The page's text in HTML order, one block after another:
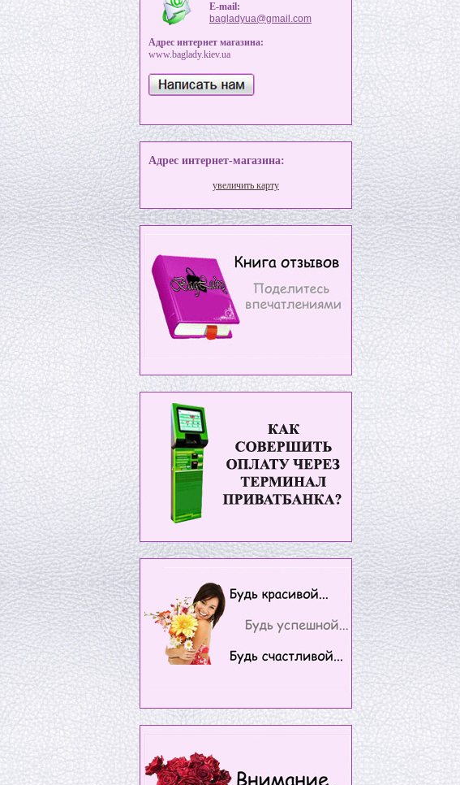
E-mail:
bagladyua@gmail.com
Адрес интернет магазина:
www.baglady.kiev.ua
Адрес интернет-магазина:
увеличить карту